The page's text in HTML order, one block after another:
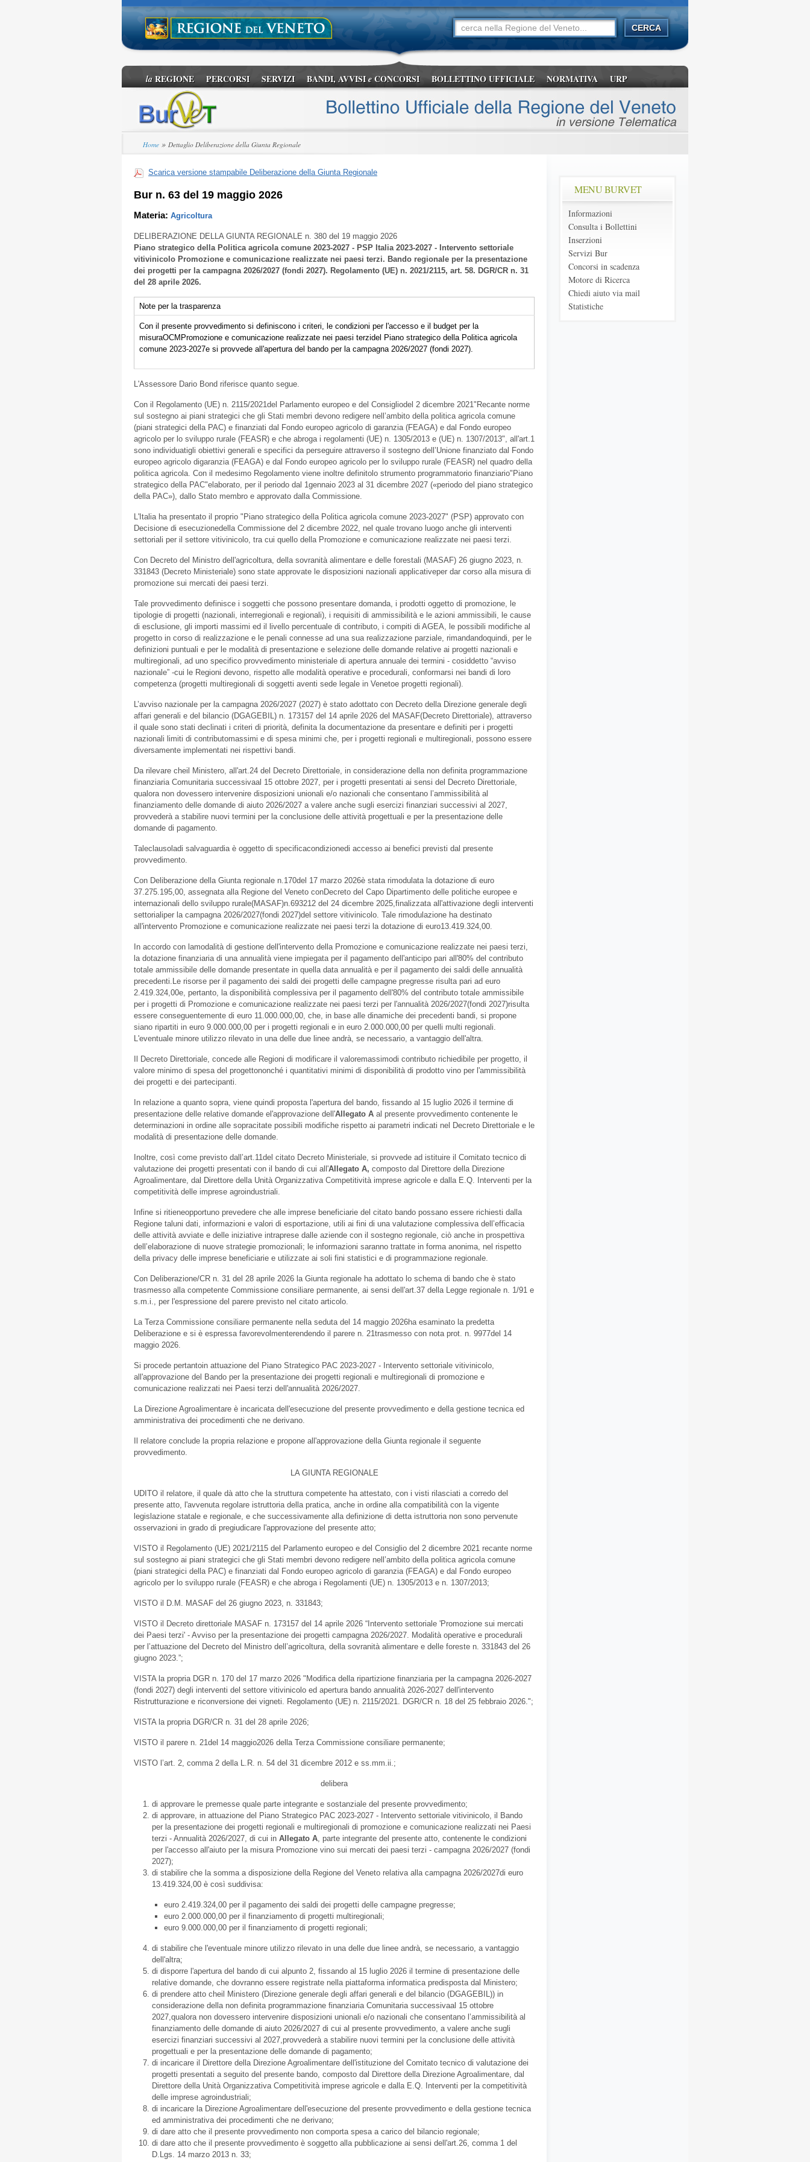
laREGIONE PERCORSI SERVIZI BANDI, AVVISIeCONCORSI BOLLETTINO UFFICIALE NORMATIVA URP
Home » Dettaglio Deliberazione della Giunta Regionale
Scarica versione stampabile Deliberazione della Giunta Regionale
Bur n. 63 del 19 maggio 2026
Materia: Agricoltura
DELIBERAZIONE DELLA GIUNTA REGIONALE n. 380 del 19 maggio 2026
Piano strategico della Politica agricola comune 2023-2027 - PSP Italia 2023-2027 - Intervento settoriale
vitivinicolo Promozione e comunicazione realizzate nei paesi terzi. Bando regionale per la presentazione
dei progetti per la campagna 2026/2027 (fondi 2027). Regolamento (UE) n. 2021/2115, art. 58. DGR/CR n. 31
del 28 aprile 2026.
Note per la trasparenza
Con il presente provvedimento si definiscono i criteri, le condizioni per l'accesso e il budget per la
misuraOCMPromozione e comunicazione realizzate nei paesi terzidel Piano strategico della Politica agricola
comune 2023-2027e si provvede all'apertura del bando per la campagna 2026/2027 (fondi 2027).
L'Assessore Dario Bond riferisce quanto segue.
Con il Regolamento (UE) n. 2115/2021del Parlamento europeo e del Consigliodel 2 dicembre 2021"Recante norme
sul sostegno ai piani strategici che gli Stati membri devono redigere nell’ambito della politica agricola comune
(piani strategici della PAC) e finanziati dal Fondo europeo agricolo di garanzia (FEAGA) e dal Fondo europeo
agricolo per lo sviluppo rurale (FEASR) e che abroga i regolamenti (UE) n. 1305/2013 e (UE) n. 1307/2013", all'art.1
sono individuatigli obiettivi generali e specifici da perseguire attraverso il sostegno dell’Unione finanziato dal Fondo
europeo agricolo digaranzia (FEAGA) e dal Fondo europeo agricolo per lo sviluppo rurale (FEASR) nel quadro della
politica agricola. Con il medesimo Regolamento viene inoltre definitolo strumento programmatorio finanziario"Piano
strategico della PAC"elaborato, per il periodo dal 1gennaio 2023 al 31 dicembre 2027 («periodo del piano strategico
della PAC»), dallo Stato membro e approvato dalla Commissione.
L'Italia ha presentato il proprio "Piano strategico della Politica agricola comune 2023-2027" (PSP) approvato con
Decisione di esecuzionedella Commissione del 2 dicembre 2022, nel quale trovano luogo anche gli interventi
settoriali per il settore vitivinicolo, tra cui quello della Promozione e comunicazione realizzate nei paesi terzi.
Con Decreto del Ministro dell'agricoltura, della sovranità alimentare e delle forestali (MASAF) 26 giugno 2023, n.
331843 (Decreto Ministeriale) sono state approvate le disposizioni nazionali applicativeper dar corso alla misura di
promozione sui mercati dei paesi terzi.
Tale provvedimento definisce i soggetti che possono presentare domanda, i prodotti oggetto di promozione, le
tipologie di progetti (nazionali, interregionali e regionali), i requisiti di ammissibilità e le azioni ammissibili, le cause
di esclusione, gli importi massimi ed il livello percentuale di contributo, i compiti di AGEA, le possibili modifiche al
progetto in corso di realizzazione e le penali connesse ad una sua realizzazione parziale, rimandandoquindi, per le
definizioni puntuali e per le modalità di presentazione e selezione delle domande relative ai progetti nazionali e
multiregionali, ad uno specifico provvedimento ministeriale di apertura annuale dei termini - cosiddetto “avviso
nazionale” -cui le Regioni devono, rispetto alle modalità operative e procedurali, conformarsi nei bandi di loro
competenza (progetti multiregionali di soggetti aventi sede legale in Venetoe progetti regionali).
L’avviso nazionale per la campagna 2026/2027 (2027) è stato adottato con Decreto della Direzione generale degli
affari generali e del bilancio (DGAGEBIL) n. 173157 del 14 aprile 2026 del MASAF(Decreto Direttoriale), attraverso
il quale sono stati declinati i criteri di priorità, definita la documentazione da presentare e definiti per i progetti
nazionali limiti di contributomassimi e di spesa minimi che, per i progetti regionali e multiregionali, possono essere
diversamente implementati nei rispettivi bandi.
Da rilevare cheil Ministero, all'art.24 del Decreto Direttoriale, in considerazione della non definita programmazione
finanziaria Comunitaria successivaal 15 ottobre 2027, per i progetti presentati ai sensi del Decreto Direttoriale,
qualora non dovessero intervenire disposizioni unionali e/o nazionali che consentano l’ammissibilità al
finanziamento delle domande di aiuto 2026/2027 a valere anche sugli esercizi finanziari successivi al 2027,
provvederà a stabilire nuovi termini per la conclusione delle attività progettuali e per la presentazione delle
domande di pagamento.
Taleclausoladi salvaguardia è oggetto di specificacondizionedi accesso ai benefici previsti dal presente
provvedimento.
Con Deliberazione della Giunta regionale n.170del 17 marzo 2026è stata rimodulata la dotazione di euro
37.275.195,00, assegnata alla Regione del Veneto conDecreto del Capo Dipartimento delle politiche europee e
internazionali dello sviluppo rurale(MASAF)n.693212 del 24 dicembre 2025,finalizzata all'attivazione degli interventi
settorialiper la campagna 2026/2027(fondi 2027)del settore vitivinicolo. Tale rimodulazione ha destinato
all'intervento Promozione e comunicazione realizzate nei paesi terzi la dotazione di euro13.419.324,00.
In accordo con lamodalità di gestione dell'intervento della Promozione e comunicazione realizzate nei paesi terzi,
la dotazione finanziaria di una annualità viene impiegata per il pagamento dell'anticipo pari all'80% del contributo
totale ammissibile delle domande presentate in quella data annualità e per il pagamento dei saldi delle annualità
precedenti.Le risorse per il pagamento dei saldi dei progetti delle campagne pregresse risulta pari ad euro
2.419.324,00e, pertanto, la disponibilità complessiva per il pagamento dell'80% del contributo totale ammissibile
per i progetti di Promozione e comunicazione realizzate nei paesi terzi per l'annualità 2026/2027(fondi 2027)risulta
essere conseguentemente di euro 11.000.000,00, che, in base alle dinamiche dei precedenti bandi, si propone
siano ripartiti in euro 9.000.000,00 per i progetti regionali e in euro 2.000.000,00 per quelli multi regionali.
L'eventuale minore utilizzo rilevato in una delle due linee andrà, se necessario, a vantaggio dell'altra.
Il Decreto Direttoriale, concede alle Regioni di modificare il valoremassimodi contributo richiedibile per progetto, il
valore minimo di spesa del progettononché i quantitativi minimi di disponibilità di prodotto vino per l'ammissibilità
dei progetti e dei partecipanti.
In relazione a quanto sopra, viene quindi proposta l'apertura del bando, fissando al 15 luglio 2026 il termine di
presentazione delle relative domande el'approvazione dell'Allegato A al presente provvedimento contenente le
determinazioni in ordine alle sopracitate possibili modifiche rispetto ai parametri indicati nel Decreto Direttoriale e le
modalità di presentazione delle domande.
Inoltre, così come previsto dall’art.11del citato Decreto Ministeriale, si provvede ad istituire il Comitato tecnico di
valutazione dei progetti presentati con il bando di cui all'Allegato A, composto dal Direttore della Direzione
Agroalimentare, dal Direttore della Unità Organizzativa Competitività imprese agricole e dalla E.Q. Interventi per la
competitività delle imprese agroindustriali.
Infine si ritieneopportuno prevedere che alle imprese beneficiarie del citato bando possano essere richiesti dalla
Regione taluni dati, informazioni e valori di esportazione, utili ai fini di una valutazione complessiva dell’efficacia
delle attività avviate e delle iniziative intraprese dalle aziende con il sostegno regionale, ciò anche in prospettiva
dell’elaborazione di nuove strategie promozionali; le informazioni saranno trattate in forma anonima, nel rispetto
della privacy delle imprese beneficiarie e utilizzate ai soli fini statistici e di programmazione regionale.
Con Deliberazione/CR n. 31 del 28 aprile 2026 la Giunta regionale ha adottato lo schema di bando che è stato
trasmesso alla competente Commissione consiliare permanente, ai sensi dell'art.37 della Legge regionale n. 1/91 e
s.m.i., per l'espressione del parere previsto nel citato articolo.
La Terza Commissione consiliare permanente nella seduta del 14 maggio 2026ha esaminato la predetta
Deliberazione e si è espressa favorevolmenterendendo il parere n. 21trasmesso con nota prot. n. 9977del 14
maggio 2026.
Si procede pertantoin attuazione del Piano Strategico PAC 2023-2027 - Intervento settoriale vitivinicolo,
all'approvazione del Bando per la presentazione dei progetti regionali e multiregionali di promozione e
comunicazione realizzati nei Paesi terzi dell'annualità 2026/2027.
La Direzione Agroalimentare è incaricata dell'esecuzione del presente provvedimento e della gestione tecnica ed
amministrativa dei procedimenti che ne derivano.
Il relatore conclude la propria relazione e propone all'approvazione della Giunta regionale il seguente
provvedimento.
LA GIUNTA REGIONALE
UDITO il relatore, il quale dà atto che la struttura competente ha attestato, con i visti rilasciati a corredo del
presente atto, l'avvenuta regolare istruttoria della pratica, anche in ordine alla compatibilità con la vigente
legislazione statale e regionale, e che successivamente alla definizione di detta istruttoria non sono pervenute
osservazioni in grado di pregiudicare l'approvazione del presente atto;
VISTO il Regolamento (UE) 2021/2115 del Parlamento europeo e del Consiglio del 2 dicembre 2021 recante norme
sul sostegno ai piani strategici che gli Stati membri devono redigere nell’ambito della politica agricola comune
(piani strategici della PAC) e finanziati dal Fondo europeo agricolo di garanzia (FEAGA) e dal Fondo europeo
agricolo per lo sviluppo rurale (FEASR) e che abroga i Regolamenti (UE) n. 1305/2013 e n. 1307/2013;
VISTO il D.M. MASAF del 26 giugno 2023, n. 331843;
VISTO il Decreto direttoriale MASAF n. 173157 del 14 aprile 2026 “Intervento settoriale 'Promozione sui mercati
dei Paesi terzi' - Avviso per la presentazione dei progetti campagna 2026/2027. Modalità operative e procedurali
per l’attuazione del Decreto del Ministro dell’agricoltura, della sovranità alimentare e delle foreste n. 331843 del 26
giugno 2023.”;
VISTA la propria DGR n. 170 del 17 marzo 2026 "Modifica della ripartizione finanziaria per la campagna 2026-2027
(fondi 2027) degli interventi del settore vitivinicolo ed apertura bando annualità 2026-2027 dell'intervento
Ristrutturazione e riconversione dei vigneti. Regolamento (UE) n. 2115/2021. DGR/CR n. 18 del 25 febbraio 2026.";
VISTA la propria DGR/CR n. 31 del 28 aprile 2026;
VISTO il parere n. 21del 14 maggio2026 della Terza Commissione consiliare permanente;
VISTO l’art. 2, comma 2 della L.R. n. 54 del 31 dicembre 2012 e ss.mm.ii.;
delibera
di approvare le premesse quale parte integrante e sostanziale del presente provvedimento;
di approvare, in attuazione del Piano Strategico PAC 2023-2027 - Intervento settoriale vitivinicolo, il Bando
per la presentazione dei progetti regionali e multiregionali di promozione e comunicazione realizzati nei Paesi
terzi - Annualità 2026/2027, di cui in Allegato A, parte integrante del presente atto, contenente le condizioni
per l'accesso all'aiuto per la misura Promozione vino sui mercati dei paesi terzi - campagna 2026/2027 (fondi
2027);
di stabilire che la somma a disposizione della Regione del Veneto relativa alla campagna 2026/2027di euro
13.419.324,00 è così suddivisa:
euro 2.419.324,00 per il pagamento dei saldi dei progetti delle campagne pregresse;
euro 2.000.000,00 per il finanziamento di progetti multiregionali;
euro 9.000.000,00 per il finanziamento di progetti regionali;
di stabilire che l'eventuale minore utilizzo rilevato in una delle due linee andrà, se necessario, a vantaggio
dell'altra;
di disporre l'apertura del bando di cui alpunto 2, fissando al 15 luglio 2026 il termine di presentazione delle
relative domande, che dovranno essere registrate nella piattaforma informatica predisposta dal Ministero;
di prendere atto cheil Ministero (Direzione generale degli affari generali e del bilancio (DGAGEBIL)) in
considerazione della non definita programmazione finanziaria Comunitaria successivaal 15 ottobre
2027,qualora non dovessero intervenire disposizioni unionali e/o nazionali che consentano l’ammissibilità al
finanziamento delle domande di aiuto 2026/2027 di cui al presente provvedimento, a valere anche sugli
esercizi finanziari successivi al 2027,provvederà a stabilire nuovi termini per la conclusione delle attività
progettuali e per la presentazione delle domande di pagamento;
di incaricare il Direttore della Direzione Agroalimentare dell'istituzione del Comitato tecnico di valutazione dei
progetti presentati a seguito del presente bando, composto dal Direttore della Direzione Agroalimentare, dal
Direttore della Unità Organizzativa Competitività imprese agricole e dalla E.Q. Interventi per la competitività
delle imprese agroindustriali;
di incaricare la Direzione Agroalimentare dell'esecuzione del presente provvedimento e della gestione tecnica
ed amministrativa dei procedimenti che ne derivano;
di dare atto che il presente provvedimento non comporta spesa a carico del bilancio regionale;
di dare atto che il presente provvedimento è soggetto alla pubblicazione ai sensi dell'art.26, comma 1 del
D.Lgs. 14 marzo 2013 n. 33;
MENU BURVET
Informazioni
Consulta i Bollettini
Inserzioni
Servizi Bur
Concorsi in scadenza
Motore di Ricerca
Chiedi aiuto via mail
Statistiche